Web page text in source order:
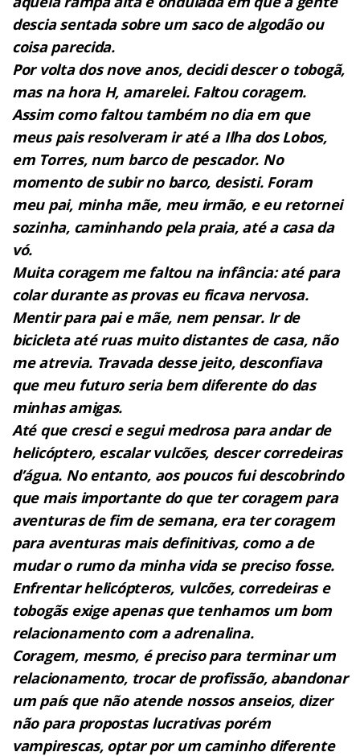
descia sentada sobre um saco de algodão ou
coisa parecida.
Por volta dos nove anos, decidi descer o tobogã,
mas na hora H, amarelei. Faltou coragem.
Assim como faltou também no dia em que
meus pais resolveram ir até a Ilha dos Lobos,
em Torres, num barco de pescador. No
momento de subir no barco, desisti. Foram
meu pai, minha mãe, meu irmão, e eu retornei
sozinha, caminhando pela praia, até a casa da
vó.
Muita coragem me faltou na infância: até para
colar durante as provas eu ficava nervosa.
Mentir para pai e mãe, nem pensar. Ir de
bicicleta até ruas muito distantes de casa, não
me atrevia. Travada desse jeito, desconfiava
que meu futuro seria bem diferente do das
minhas amigas.
Até que cresci e segui medrosa para andar de
helicóptero, escalar vulcões, descer corredeiras
d’água. No entanto, aos poucos fui descobrindo
que mais importante do que ter coragem para
aventuras de fim de semana, era ter coragem
para aventuras mais definitivas, como a de
mudar o rumo da minha vida se preciso fosse.
Enfrentar helicópteros, vulcões, corredeiras e
tobogãs exige apenas que tenhamos um bom
relacionamento com a adrenalina.
Coragem, mesmo, é preciso para terminar um
relacionamento, trocar de profissão, abandonar
um país que não atende nossos anseios, dizer
não para propostas lucrativas porém
vampirescas, optar por um caminho diferente